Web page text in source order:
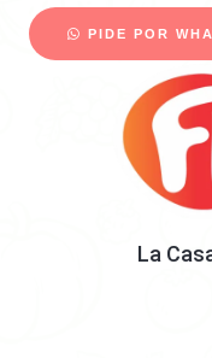
PIDE POR
La